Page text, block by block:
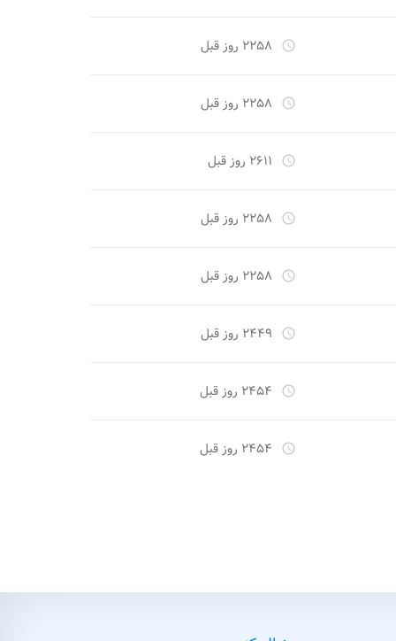
access_time ۲۲۵۸ روز قبل
access_time ۲۲۵۸ روز قبل
access_time ۲۶۱۱ روز قبل
access_time ۲۲۵۸ روز قبل
access_time ۲۲۵۸ روز قبل
access_time ۲۴۴۹ روز قبل
access_time ۲۴۵۴ روز قبل
access_time ۲۴۵۴ روز قبل